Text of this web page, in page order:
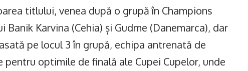
titlului, venea după o grupă în Champions
Karvina (Cehia) și Gudme (Danemarca), dar
pe locul 3 în grupă, echipa antrenată de
pentru optimile de finală ale Cupei Cupelor, unde